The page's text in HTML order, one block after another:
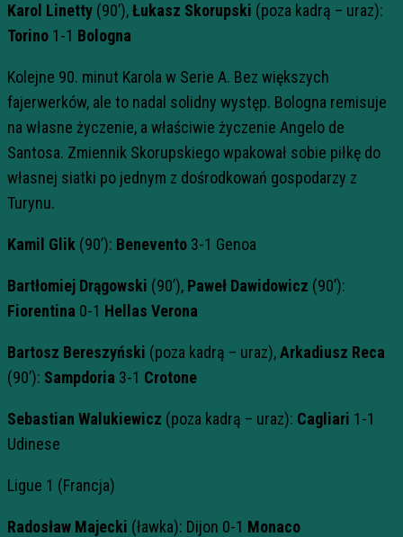
Karol Linetty (90’),Łukasz Skorupski (poza kadrą – uraz):
Torino 1-1 Bologna
Kolejne 90. minut Karola w Serie A. Bez większych
fajerwerków, ale to nadal solidny występ. Bologna remisuje
na własne życzenie, a właściwie życzenie Angelo de
Santosa. Zmiennik Skorupskiego wpakował sobie piłkę do
własnej siatki po jednym z dośrodkowań gospodarzy z
Turynu.
Kamil Glik (90’): Benevento 3-1 Genoa
Bartłomiej Drągowski (90’), Paweł Dawidowicz (90’):
Fiorentina 0-1 Hellas Verona
Bartosz Bereszyński (poza kadrą – uraz),Arkadiusz Reca
(90’): Sampdoria 3-1 Crotone
Sebastian Walukiewicz (poza kadrą – uraz): Cagliari 1-1
Udinese
Ligue 1 (Francja)
Radosław Majecki (ławka): Dijon 0-1 Monaco